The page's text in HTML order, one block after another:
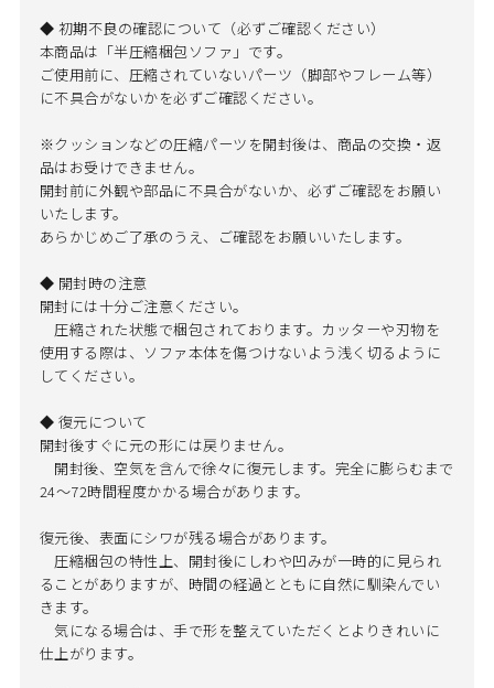
◆ 初期不良の確認について（必ずご確認ください）
本商品は「半圧縮梱包ソファ」です。
ご使用前に、圧縮されていないパーツ（脚部やフレーム等）
に不具合がないかを必ずご確認ください。
※クッションなどの圧縮パーツを開封後は、商品の交換・返
品はお受けできません。
開封前に外観や部品に不具合がないか、必ずご確認をお願い
いたします。
あらかじめご了承のうえ、ご確認をお願いいたします。
◆ 開封時の注意
開封には十分ご注意ください。
圧縮された状態で梱包されております。カッターや刃物を
使用する際は、ソファ本体を傷つけないよう浅く切るように
してください。
◆ 復元について
開封後すぐに元の形には戻りません。
開封後、空気を含んで徐々に復元します。完全に膨らむまで
24～72時間程度かかる場合があります。
復元後、表面にシワが残る場合があります。
圧縮梱包の特性上、開封後にしわや凹みが一時的に見られ
ることがありますが、時間の経過とともに自然に馴染んでい
きます。
気になる場合は、手で形を整えていただくとよりきれいに
仕上がります。